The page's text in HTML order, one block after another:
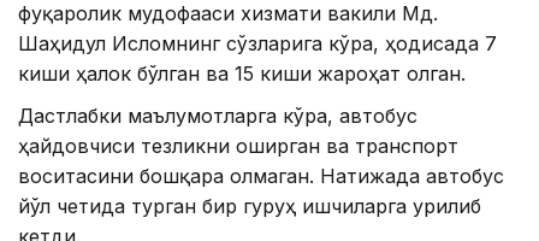
фуқаролик мудофааси хизмати вакили Мд.
Шаҳидул Исломнинг сўзларига кўра, ҳодисада 7
киши ҳалок бўлган ва 15 киши жароҳат олган.
Дастлабки маълумотларга кўра, автобус
ҳайдовчиси тезликни оширган ва транспорт
воситасини бошқара олмаган. Натижада автобус
йўл четида турган бир гуруҳ ишчиларга урилиб